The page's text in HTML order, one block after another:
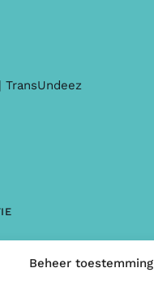
Beheer toestemming
TransUndeez
Klachten